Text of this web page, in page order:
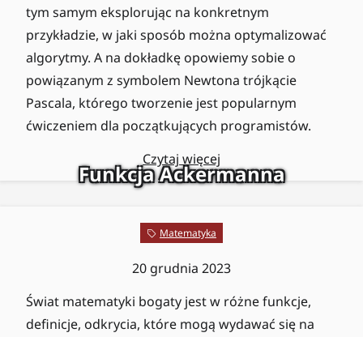
tym samym eksplorując na konkretnym
przykładzie, w jaki sposób można optymalizować
algorytmy. A na dokładkę opowiemy sobie o
powiązanym z symbolem Newtona trójkącie
Pascala, którego tworzenie jest popularnym
ćwiczeniem dla początkujących programistów.
Czytaj więcej
Funkcja Ackermanna
Matematyka
20 grudnia 2023
Świat matematyki bogaty jest w różne funkcje,
definicje, odkrycia, które mogą wydawać się na